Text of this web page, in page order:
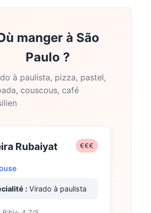
manger à São
Paulo ?
à paulista, pizza, pastel,
couscous, café
Rubaiyat €€€
: Virado à paulista